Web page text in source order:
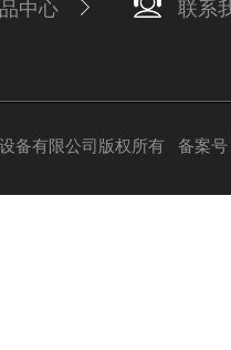
中心 联系
备有限公司版权所有 备案号